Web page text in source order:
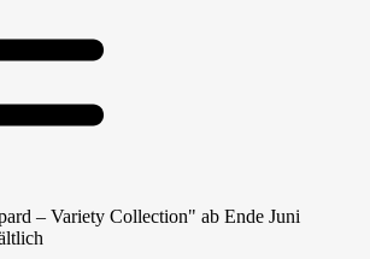
– Variety Collection" ab Ende Juni